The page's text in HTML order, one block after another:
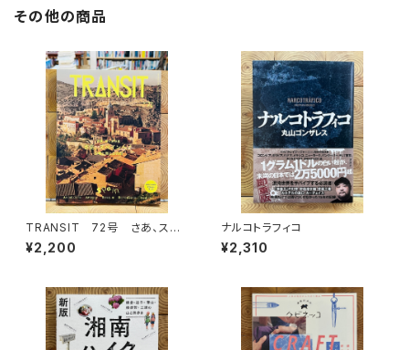
その他の商品
TRANSIT 72号 さあ、スペ
インへ！ 太陽と海と土の国
¥2,200
ナルコトラフィコ
¥2,310